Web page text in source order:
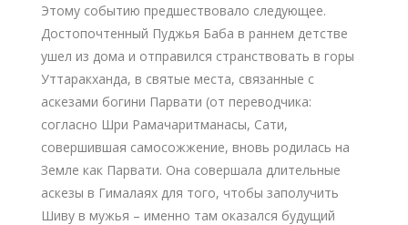
Этому событию предшествовало следующее.
Достопочтенный Пуджья Баба в раннем детстве
ушел из дома и отправился странствовать в горы
Уттаракханда, в святые места, связанные с
аскезами богини Парвати (от переводчика:
согласно Шри Рамачаритманасы, Сати,
совершившая самосожжение, вновь родилась на
Земле как Парвати. Она совершала длительные
аскезы в Гималаях для того, чтобы заполучить
Шиву в мужья – именно там оказался будущий